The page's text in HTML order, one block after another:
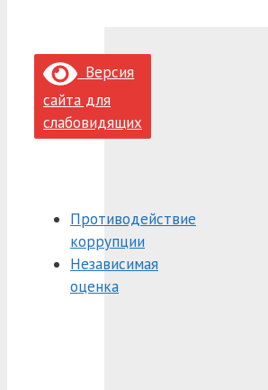
Версия
сайта для
слабовидящих
Противодействие
коррупции
Независимая
оценка